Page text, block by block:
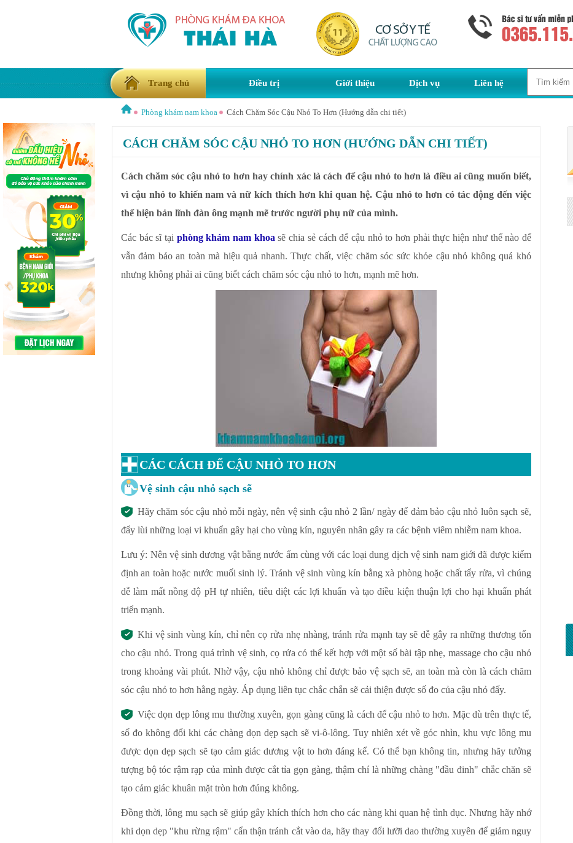
Trang chủ Điều trị Giới thiệu Dịch vụ Liên hệ
Phòng khám nam khoa Cách Chăm Sóc Cậu Nhỏ To Hơn (Hướng dẫn chi tiết)
CÁCH CHĂM SÓC CẬU NHỎ TO HƠN (HƯỚNG DẪN CHI TIẾT)
Cách chăm sóc cậu nhỏ to hơn hay chính xác là cách để cậu nhỏ to hơn là điều ai cũng muốn biết,
vì cậu nhỏ to khiến nam và nữ kích thích hơn khi quan hệ. Cậu nhỏ to hơn có tác động đến việc
thể hiện bản lĩnh đàn ông mạnh mẽ trước người phụ nữ của mình.
Các bác sĩ tại phòng khám nam khoa sẽ chia sẻ cách để cậu nhỏ to hơn phải thực hiện như thế nào để
vẫn đảm bảo an toàn mà hiệu quả nhanh. Thực chất, việc chăm sóc sức khỏe cậu nhỏ không quá khó
nhưng không phải ai cũng biết cách chăm sóc cậu nhỏ to hơn, mạnh mẽ hơn.
CÁC CÁCH ĐỂ CẬU NHỎ TO HƠN
Vệ sinh cậu nhỏ sạch sẽ
Hãy chăm sóc cậu nhỏ mỗi ngày, nên vệ sinh cậu nhỏ 2 lần/ ngày để đảm bảo cậu nhỏ luôn sạch sẽ,
đẩy lùi những loại vi khuẩn gây hại cho vùng kín, nguyên nhân gây ra các bệnh viêm nhiễm nam khoa.
Lưu ý: Nên vệ sinh dương vật bằng nước ấm cùng với các loại dung dịch vệ sinh nam giới đã được kiểm
định an toàn hoặc nước muối sinh lý. Tránh vệ sinh vùng kín bằng xà phòng hoặc chất tẩy rửa, vì chúng
dễ làm mất nồng độ pH tự nhiên, tiêu diệt các lợi khuẩn và tạo điều kiện thuận lợi cho hại khuẩn phát
triển mạnh.
Khi vệ sinh vùng kín, chỉ nên cọ rửa nhẹ nhàng, tránh rửa mạnh tay sẽ dễ gây ra những thương tổn
cho cậu nhỏ. Trong quá trình vệ sinh, cọ rửa có thể kết hợp với một số bài tập nhẹ, massage cho cậu nhỏ
trong khoảng vài phút. Nhờ vậy, cậu nhỏ không chỉ được bảo vệ sạch sẽ, an toàn mà còn là cách chăm
sóc cậu nhỏ to hơn hằng ngày. Áp dụng liên tục chắc chắn sẽ cải thiện được số đo của cậu nhỏ đấy.
Việc dọn dẹp lông mu thường xuyên, gọn gàng cũng là cách để cậu nhỏ to hơn. Mặc dù trên thực tế,
số đo không đổi khi các chàng dọn dẹp sạch sẽ vi-ô-lông. Tuy nhiên xét về góc nhìn, khu vực lông mu
được dọn dẹp sạch sẽ tạo cảm giác dương vật to hơn đáng kể. Có thể bạn không tin, nhưng hãy tưởng
tượng bộ tóc rậm rạp của mình được cắt tỉa gọn gàng, thậm chí là những chàng "đầu đinh" chắc chăn sẽ
tạo cảm giác khuân mặt tròn hơn đúng không.
Đồng thời, lông mu sạch sẽ giúp gây khích thích hơn cho các nàng khi quan hệ tình dục. Nhưng hãy nhớ
khi dọn dẹp "khu rừng rậm" cẩn thận tránh cắt vào da, hãy thay đổi lưỡi dao thường xuyên để giảm nguy